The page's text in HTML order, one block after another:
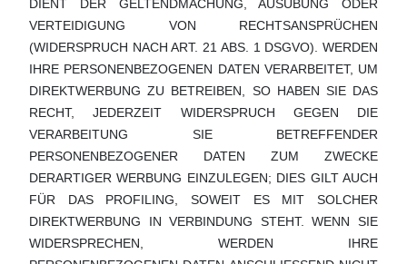
DIENT DER GELTENDMACHUNG, AUSÜBUNG ODER
VERTEIDIGUNG VON RECHTSANSPRÜCHEN
(WIDERSPRUCH NACH ART. 21 ABS. 1 DSGVO). WERDEN
IHRE PERSONENBEZOGENEN DATEN VERARBEITET, UM
DIREKTWERBUNG ZU BETREIBEN, SO HABEN SIE DAS
RECHT, JEDERZEIT WIDERSPRUCH GEGEN DIE
VERARBEITUNG SIE BETREFFENDER
PERSONENBEZOGENER DATEN ZUM ZWECKE
DERARTIGER WERBUNG EINZULEGEN; DIES GILT AUCH
FÜR DAS PROFILING, SOWEIT ES MIT SOLCHER
DIREKTWERBUNG IN VERBINDUNG STEHT. WENN SIE
WIDERSPRECHEN, WERDEN IHRE